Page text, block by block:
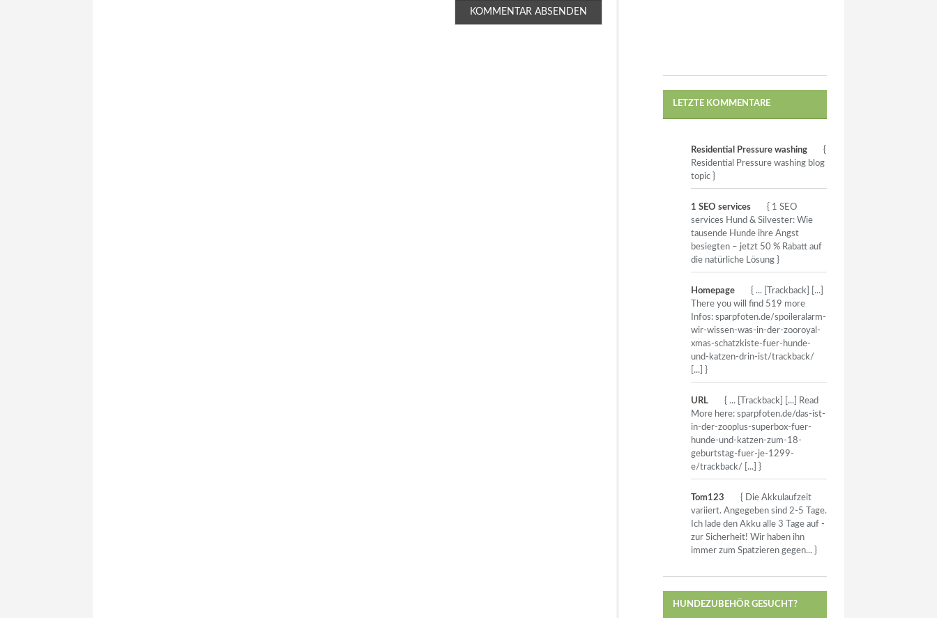
LETZTE KOMMENTARE
Residential Pressure washing
{
Residential Pressure washing blog
topic }
1 SEO services
{ 1 SEO
services Hund & Silvester: Wie
tausende Hunde ihre Angst
besiegten – jetzt 50 % Rabatt auf
die natürliche Lösung }
Homepage
{ ... [Trackback] [...]
There you will find 519 more
Infos: sparpfoten.de/spoileralarm-
wir-wissen-was-in-der-zooroyal-
xmas-schatzkiste-fuer-hunde-
und-katzen-drin-ist/trackback/
[...] }
URL
{ ... [Trackback] [...] Read
More here: sparpfoten.de/das-ist-
in-der-zooplus-superbox-fuer-
hunde-und-katzen-zum-18-
geburtstag-fuer-je-1299-
e/trackback/ [...] }
Tom123
{ Die Akkulaufzeit
variiert. Angegeben sind 2-5 Tage.
Ich lade den Akku alle 3 Tage auf -
zur Sicherheit! Wir haben ihn
immer zum Spatzieren gegen... }
HUNDEZUBEHÖR GESUCHT?